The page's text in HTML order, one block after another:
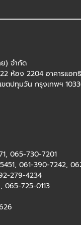
ย) จำกัด
ห้อง 2204 อาคารแอท
ตปทุมวัน กรุงเทพฯ
, 065-730-7201
, 061-390-7242,
279-4234
, 065-725-0113